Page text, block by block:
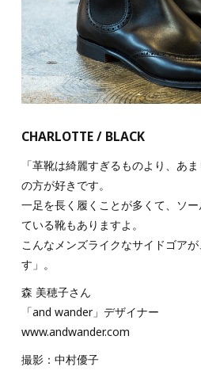
CHARLOTTE / BLACK
「革靴は綺麗すぎるものより、あ
の方が好きです。
一足を長く履くことが多くて、ソ
ている靴もありますよ。
こんなメンズライクなサイドゴア
す」。
森 美穂子さん
「and wander」デザイナー
www.andwander.com
撮影：中村優子